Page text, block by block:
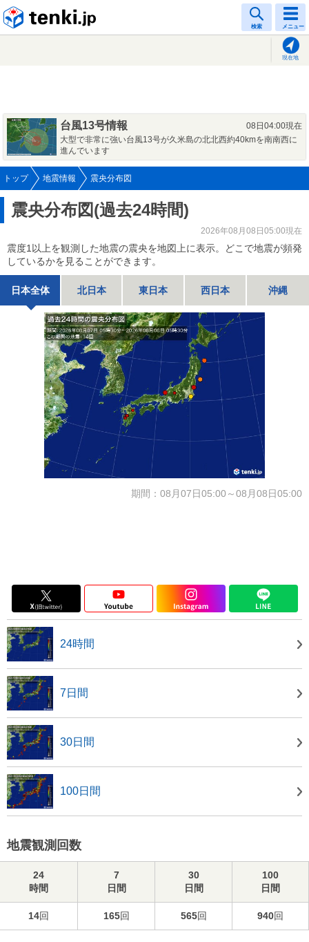
検索 メニュー
現在地
台風13号情報
08日04:00現在
大型で非常に強い台風13号が久米島の北北西約40kmを南南西に
進んでいます
トップ 地震情報 震央分布図
震央分布図(過去24時間)
2026年08月08日05:00現在
震度1以上を観測した地震の震央を地図上に表示。どこで地震が頻発
しているかを見ることができます。
日本全体 北日本 東日本 西日本 沖縄
期間：08月07日05:00～08月08日05:00
24時間
7日間
30日間
100日間
地震観測回数
24
時間
7
日間
30
日間
100
日間
14回 165回 565回 940回